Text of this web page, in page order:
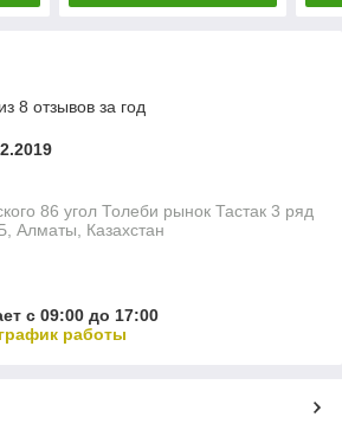
8 отзывов за год
86 угол Толеби рынок Тастак 3 ряд
Алматы, Казахстан
с 09:00 до 17:00
работы